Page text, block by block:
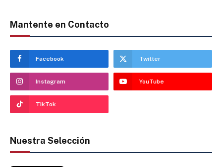
Mantente en Contacto
Facebook Twitter
Instagram YouTube
TikTok
Nuestra Selección